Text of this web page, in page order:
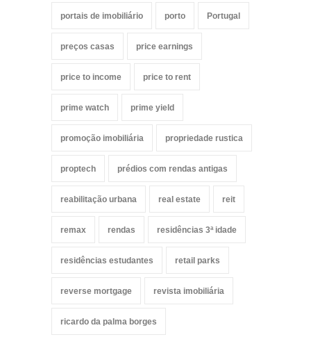
portais de imobiliário porto Portugal
preços casas price earnings
price to income price to rent
prime watch prime yield
promoção imobiliária propriedade rustica
proptech prédios com rendas antigas
reabilitação urbana real estate reit
remax rendas residências 3ª idade
residências estudantes retail parks
reverse mortgage revista imobiliária
ricardo da palma borges